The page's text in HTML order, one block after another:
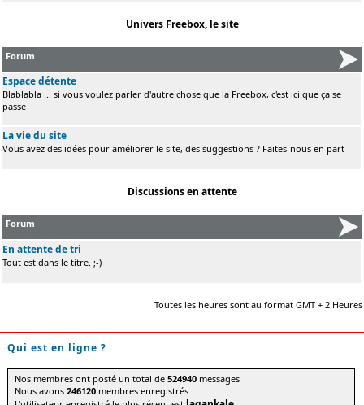
Univers Freebox, le site
Forum
Espace détente
Blablabla ... si vous voulez parler d'autre chose que la Freebox, c'est ici que ça se
passe
La vie du site
Vous avez des idées pour améliorer le site, des suggestions ? Faites-nous en part
Discussions en attente
Forum
En attente de tri
Tout est dans le titre. ;-)
Toutes les heures sont au format GMT + 2 Heures
Qui est en ligne ?
Nos membres ont posté un total de524940 messages
Nous avons246120 membres enregistrés